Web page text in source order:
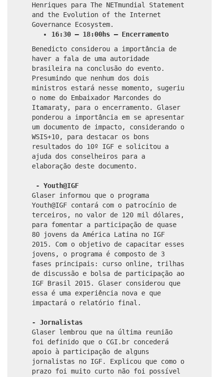
Henriques para The NETmundial Statement
and the Evolution of the Internet
Governance Ecosystem.
16:30 – 18:00hs – Encerramento
Benedicto considerou a importância de
haver a fala de uma autoridade
brasileira na conclusão do evento.
Presumindo que nenhum dos dois
ministros estará nesse momento, sugeriu
o nome do Embaixador Marcondes do
Itamaraty, para o encerramento. Glaser
ponderou a importância em se apresentar
um documento de impacto, considerando o
WSIS+10, para destacar os bons
resultados do 10º IGF e solicitou a
ajuda dos conselheiros para a
elaboração deste documento.
- Youth@IGF
Glaser informou que o programa
Youth@IGF contará com o patrocínio de
terceiros, no valor de 120 mil dólares,
para fomentar a participação de quase
80 jovens da América Latina no IGF
2015. Com o objetivo de capacitar esses
jovens, o programa é composto de 3
fases principais: curso online, trilhas
de discussão e bolsa de participação ao
IGF Brasil 2015. Glaser considerou que
essa é uma experiência nova e que
impactará o relatório final.
- Jornalistas
Glaser lembrou que na última reunião
foi definido que o CGI.br concederá
apoio à participação de alguns
jornalistas no IGF. Explicou que como o
prazo foi muito curto não foi possível